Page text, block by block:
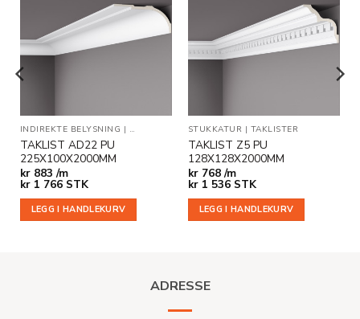
Legg til
ønskeliste
INDIREKTE BELYSNING | TAKLISTER
TAKLIST AD22 PU
225X100X2000MM
kr883 /m
kr1 766 STK
LEGG I HANDLEKURV
Legg til
i
ønskeliste
STUKKATUR | TAKLISTER
TAKLIST Z5 PU
128X128X2000MM
kr768 /m
kr1 536 STK
LEGG I HANDLEKURV
ADRESSE